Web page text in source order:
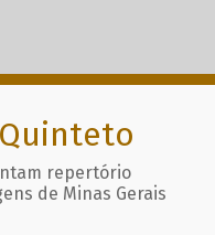
repertório
de Minas Gerais